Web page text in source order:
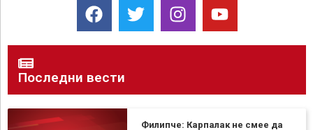
Последни вести
Филипче: Карпалак не смее да